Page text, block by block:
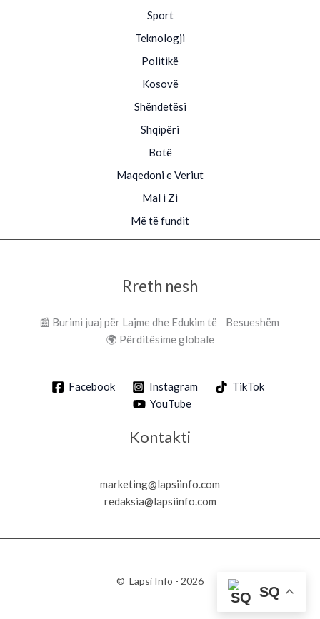
Sport
Teknologji
Politikë
Kosovë
Shëndetësi
Shqipëri
Botë
Maqedoni e Veriut
Mal i Zi
Më të fundit
Rreth nesh
📰 Burimi juaj për Lajme dhe Edukim të Besueshëm
🌍 Përditësime globale
Facebook Instagram
TikTok
YouTube
Kontakti
marketing@lapsiinfo.com
redaksia@lapsiinfo.com
© Lapsi Info - 2026
SQ